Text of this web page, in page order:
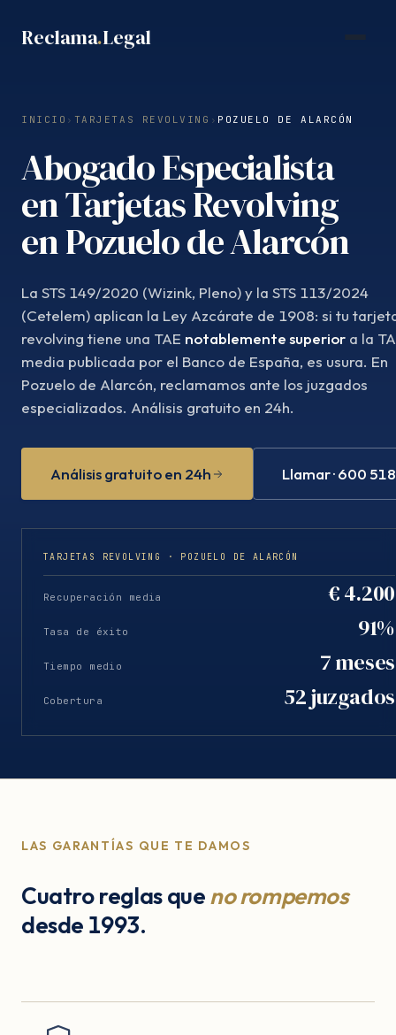
Reclama.Legal
INICIO › TARJETAS REVOLVING › POZUELO DE ALARCÓN
Abogado Especialista
en Tarjetas Revolving
en Pozuelo de Alarcón
La STS 149/2020 (Wizink, Pleno) y la STS 113/2024
(Cetelem) aplican la Ley Azcárate de 1908: si tu
revolving tiene una TAE notablemente superior a la
media publicada por el Banco de España, es usura. En
Pozuelo de Alarcón, reclamamos ante los juzgados
especializados. Análisis gratuito en 24h.
Análisis gratuito en 24h Llamar · 600
TARJETAS REVOLVING · POZUELO DE ALARCÓN
Recuperación media € 4.200
Tasa de éxito 91%
Tiempo medio 7 meses
Cobertura 52 juzgados
LAS GARANTÍAS QUE TE DAMOS
Cuatro reglas queno rompemos
desde 1993.